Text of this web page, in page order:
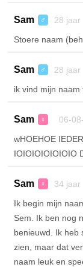
Sam ♂ 28
Stoere naam
Sam ♂ 28
ik vind mijn
Sam ♀ 06-
wHOEHOE
IOIOIOIOIOIOIO
Sam ♀ 34
Ik begin mijn
Sem. Ik ben nog
benieuwd. Ik heb
zien, maar dat
naam leuk en